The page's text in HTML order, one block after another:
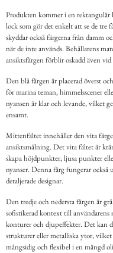
Produkten kommer i en
lock som gör det enkelt att se de
skyddar också färgerna från damm
när de inte används. Behållarens
ansiktsfärgen förblir oskadd även
Den blå färgen är placerad överst
för marina teman, himmelsscener
nyansen är klar och levande, vilket
ensamt.
Mittenfältet innehåller den vita
ansiktsmålning. Det vita fältet är
skapa höjdpunkter, ljusa punkter
nyanser. Denna färg fungerar
detaljerade designar.
Den tredje och nedersta färgen är
sofistikerad kontext till användarens
konturer och djupeffekter. Det kan
strukturer eller metalliska ytor,
mångsidig och flexibel i en mängd